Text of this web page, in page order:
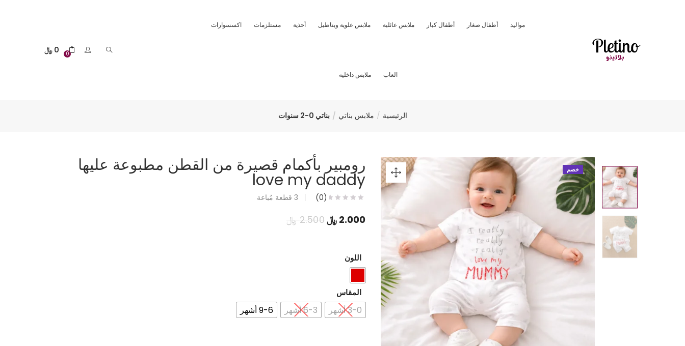
مواليد أطفال صغار أطفال كبار ملابس عائلية ملابس علوية وبناطيل أحذية مستلزمات اكسسوارات
العاب ملابس داخلية
0
0 ﷼
الرئيسية ملابس بناتي بناتي 0-2 سنوات
خصم رومبير بأكمام قصيرة من القطن مطبوعة عليها
love my daddy
(0)
3 قطعة مُباعة
2.000 ﷼السعر
2.500 ﷼السعر
اللون
المقاس
3-0 أشهر 6-3 أشهر 9-6 أشهر